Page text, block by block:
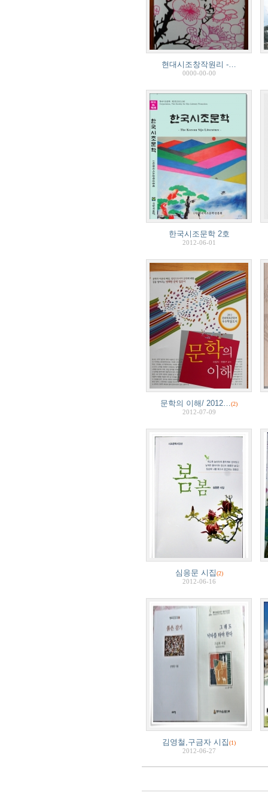
현대시조창작원리 -…
0000-00-00
한국시조문학 2호
2012-06-01
문학의 이해/ 2012…(2)
2012-07-09
심응문 시집(2)
2012-06-16
김영철,구금자 시집(1)
2012-06-27